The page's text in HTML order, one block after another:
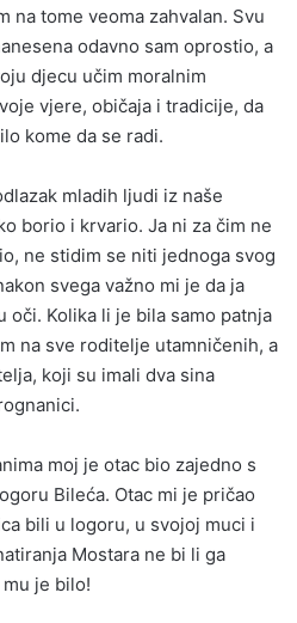
na tome veoma zahvalan. Svu
odavno sam oprostio, a
djecu učim moralnim
vjere, običaja i tradicije, da
kome da se radi.
mladih ljudi iz naše
borio i krvario. Ja ni za čim ne
ne stidim se niti jednoga svog
svega važno mi je da ja
oči. Kolika li je bila samo patnja
na sve roditelje utamničenih, a
koji su imali dva sina
moj je otac bio zajedno s
Bileća. Otac mi je pričao
bili u logoru, u svojoj muci i
Mostara ne bi li ga
je bilo!